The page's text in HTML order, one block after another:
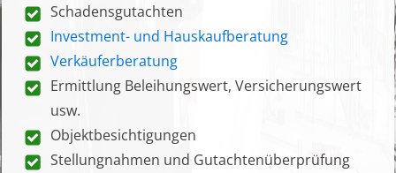
Schadensgutachten
Investment- und Hauskaufberatung
Verkäuferberatung
Ermittlung Beleihungswert, Versicherungswert
usw.
Objektbesichtigungen
Stellungnahmen und Gutachtenüberprüfung